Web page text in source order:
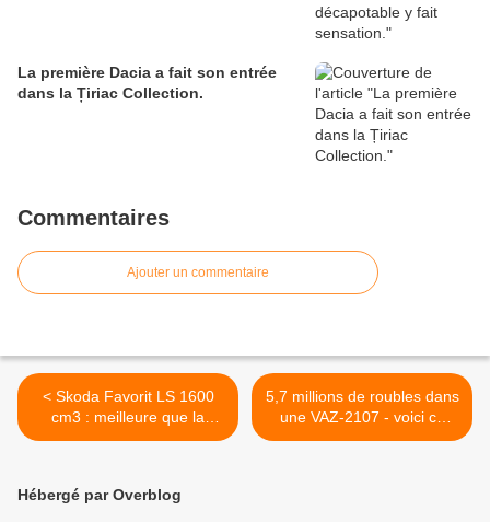
La première Dacia a fait son entrée
dans la Țiriac Collection.
Commentaires
Ajouter un commentaire
< Skoda Favorit LS 1600
cm3 : meilleure que la
Felicia avec le 1.6 de VW...
5,7 millions de roubles dans
une VAZ-2107 - voici ce
que cela donne ! >
Hébergé par Overblog